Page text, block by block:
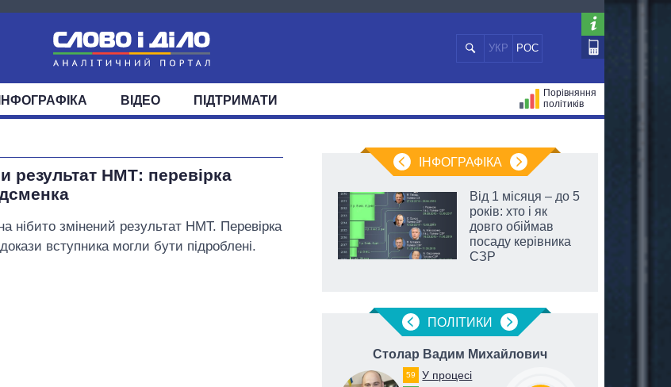
УКР РОС
ПОЛІТИКА ЕКОНОМІКА СУСПІЛЬСТВО
ДЕПУТАТИ КОМІТЕТИ ФРАКЦІЇ ОКРУГИ
ІНФОГРАФІКА ВІДЕО ПІДТРИМАТИ
Порівняння
політиків
результат НМТ: перевірка
нібито змінений результат НМТ. Перевірка
вступника могли бути підроблені.
ІНФОГРАФІКА
вступників на
бакалаврат,
магістратуру та
Від 1 місяця – до 5
років: хто і як
довго обіймав
посаду керівника
СЗР
ПОЛIТИКИ
Столар Вадим Михайлович
59 У процесі